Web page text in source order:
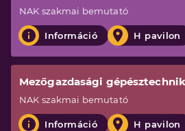
NAK szakmai bemutató
Információ H pavilon
Mezőgazdasági
NAK szakmai bemutató
Információ H pavilon